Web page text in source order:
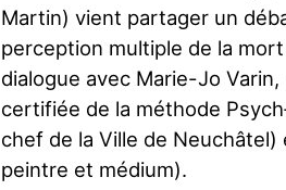
Martin) vient partager un
perception multiple de la
dialogue avec Marie-Jo
certifiée de la méthode
chef de la Ville de
peintre et médium).